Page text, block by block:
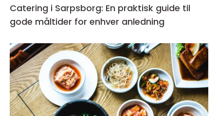
Catering i Sarpsborg: En praktisk guide til
gode måltider for enhver anledning